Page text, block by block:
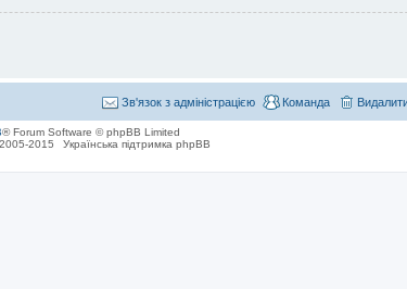
Команда
Зв'язок з адміністрацією
® Forum Software © phpBB Limited
2015
Українська підтримка phpBB